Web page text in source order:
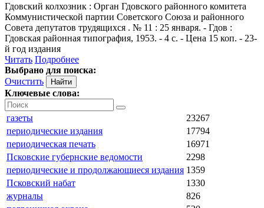
Гдовский колхозник : Орган Гдовского районного комитета
Коммунистической партии Советского Союза и районного
Совета депутатов трудящихся . № 11 : 25 января. - Гдов :
Гдовская районная типография, 1953. - 4 с. - Цена 15 коп. - 23-
й год издания
Читать Подробнее
Выбрано для поиска:
Очистить
Ключевые слова:
газеты
23267
периодические издания
17794
периодическая печать
16971
Псковские губернские ведомости
2298
периодические и продолжающиеся издания 1359
Псковский набат
1330
журналы
826